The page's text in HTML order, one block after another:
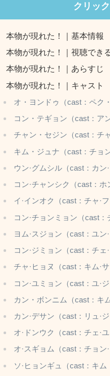
クリッ
本物が現れた！｜基本情報
本物が現れた！｜視聴でき
本物が現れた！｜あらすじ
本物が現れた！｜キャスト
オ・ヨンドゥ（cast：ペク
コン・テギョン（cast：ア
チャン・セジン（cast：チ
キム・ジュナ（cast：チョ
ウン·グムシル（cast：カン·
コン·チャンシク（cast：ホ
イ·インオク（cast：チャ·フ
コン·チョンミョン（cast：
ヨム·スジョン（cast：ユン·
コン·ジミョン（cast：チェ·
チャ·ヒョヌ（cast：キム·サ
コン·ユミョン（cast：ユ·ジ
カン・ボンニム（cast：キム
カン·デサン（cast：リュ·ジ
オ·ドンウク（cast：チェ·ユ
オ·スギョム（cast：チョン·
ソ·ヒョンギュ（cast：キム